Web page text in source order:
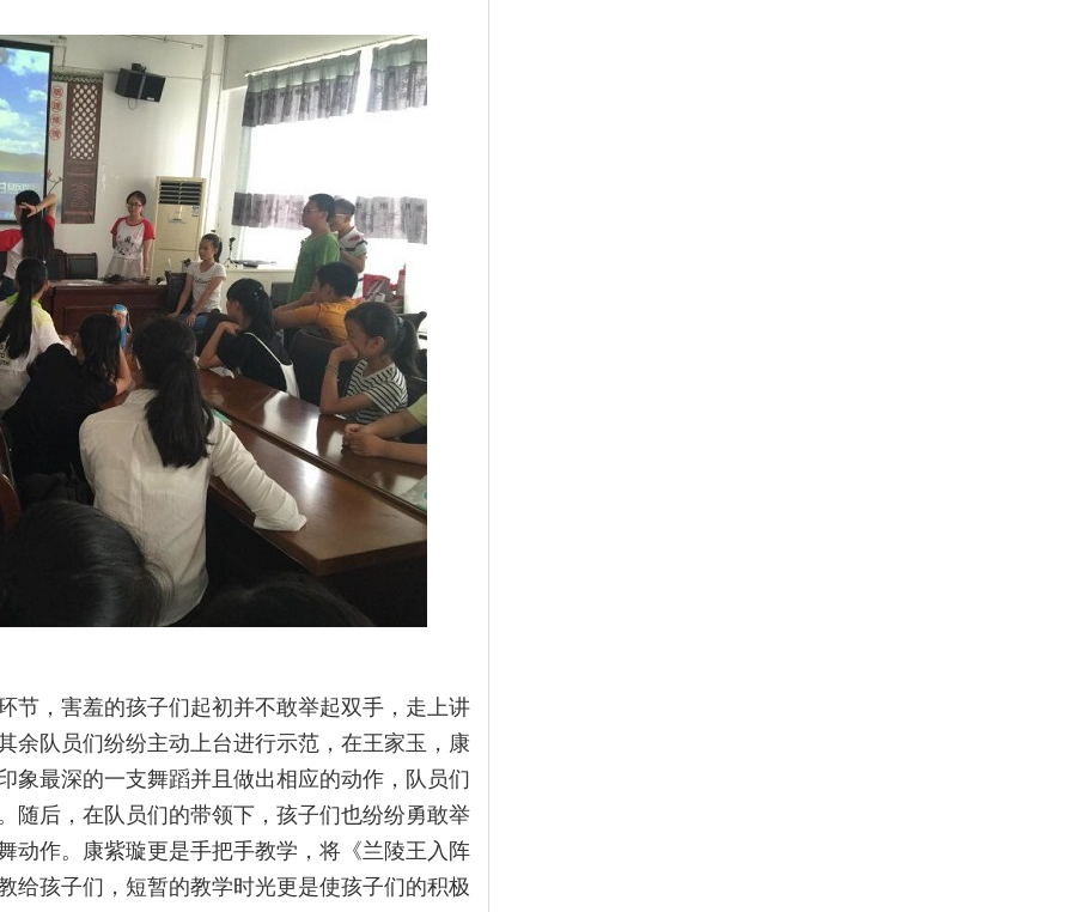
节，害羞的孩子们起初并不敢举起双手，走上讲
余队员们纷纷主动上台进行示范，在王家玉，康
象最深的一支舞蹈并且做出相应的动作，队员们
随后，在队员们的带领下，孩子们也纷纷勇敢举
动作。康紫璇更是手把手教学，将《兰陵王入阵
给孩子们，短暂的教学时光更是使孩子们的积极